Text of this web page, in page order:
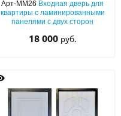
Арт-ММ26 Входная дверь для
квартиры с ламинированными
панелями с двух сторон
18 000 руб.